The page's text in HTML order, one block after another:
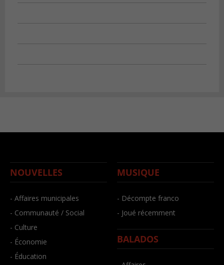
NOUVELLES
- Affaires municipales
- Communauté / Social
- Culture
- Économie
- Éducation
MUSIQUE
- Décompte franco
- Joué récemment
BALADOS